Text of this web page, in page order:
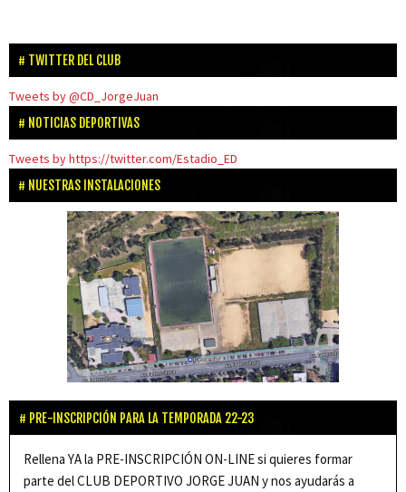
TWITTER DEL CLUB
Tweets by @CD_JorgeJuan
NOTICIAS DEPORTIVAS
Tweets by https://twitter.com/Estadio_ED
NUESTRAS INSTALACIONES
PRE-INSCRIPCIÓN PARA LA TEMPORADA 22-23
Rellena YA la PRE-INSCRIPCIÓN ON-LINE si quieres formar
parte del CLUB DEPORTIVO JORGE JUAN y nos ayudarás a